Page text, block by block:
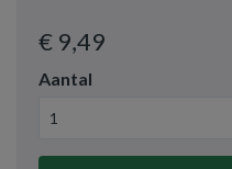
€ 9,49
Aantal